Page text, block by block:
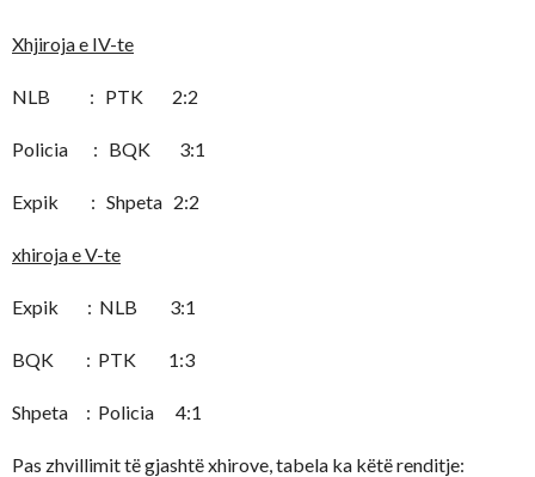
Xhjiroja e IV-te
NLB : PTK 2:2
Policia : BQK 3:1
Expik : Shpeta 2:2
xhiroja e V-te
Expik : NLB 3:1
BQK : PTK 1:3
Shpeta : Policia 4:1
Pas zhvillimit të gjashtë xhirove, tabela ka këtë renditje: